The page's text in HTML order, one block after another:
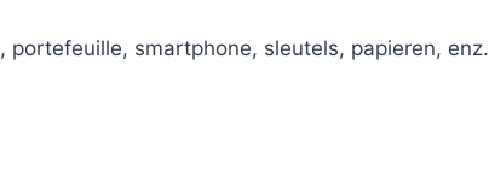
smartphone, sleutels, papieren, enz.